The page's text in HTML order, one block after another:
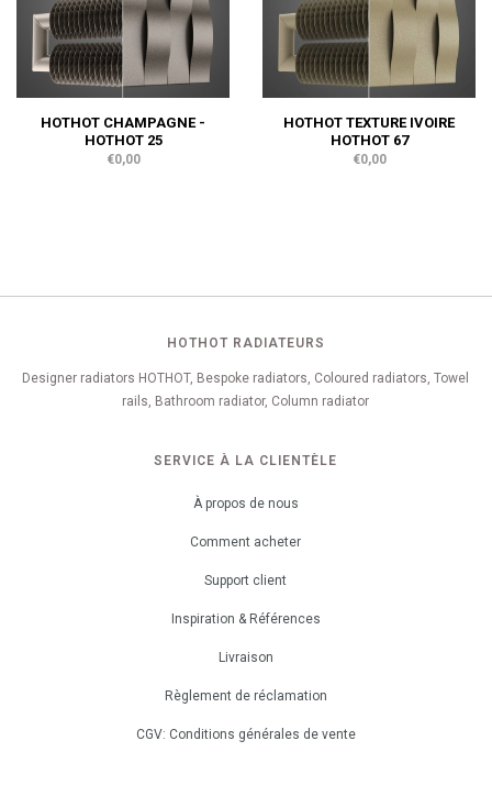
HOTHOT CHAMPAGNE -
HOTHOT 25
€0,00
HOTHOT TEXTURE IVOIRE
HOTHOT 67
€0,00
HOTHOT RADIATEURS
Designer radiators HOTHOT, Bespoke radiators, Coloured radiators, Towel
rails, Bathroom radiator, Column radiator
SERVICE À LA CLIENTÈLE
À propos de nous
Comment acheter
Support client
Inspiration & Références
Livraison
Règlement de réclamation
CGV: Conditions générales de vente